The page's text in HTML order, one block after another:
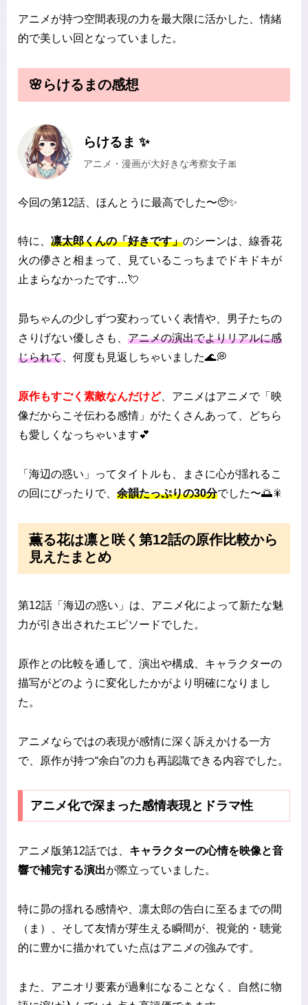
アニメが持つ空間表現の力を最大限に活かした、情緒
的で美しい回となっていました。
🌸らけるまの感想
らけるま ✨
アニメ・漫画が大好きな考察女子🎀
今回の第12話、ほんとうに最高でした〜🥺✨
特に、 凛太郎くんの「好きです」のシーンは、線香花
火の儚さと相まって、見ているこっちまでドキドキが
止まらなかったです…💘
昴ちゃんの少しずつ変わっていく表情や、男子たちの
さりげない優しさも、 アニメの演出でよりリアルに感
じられて 、何度も見返しちゃいました🌊💭
原作もすごく素敵なんだけど、アニメはアニメで「映
像だからこそ伝わる感情」がたくさんあって、どちら
も愛しくなっちゃいます💕
「海辺の惑い」ってタイトルも、まさに心が揺れるこ
の回にぴったりで、 余韻たっぷりの30分でした〜🌅🎇
薫る花は凛と咲く第12話の原作比較から
見えたまとめ
第12話「海辺の惑い」は、アニメ化によって新たな魅
力が引き出されたエピソードでした。
原作との比較を通して、演出や構成、キャラクターの
描写がどのように変化したかがより明確になりまし
た。
アニメならではの表現が感情に深く訴えかける一方
で、原作が持つ“余白”の力も再認識できる内容でした。
アニメ化で深まった感情表現とドラマ性
アニメ版第12話では、 キャラクターの心情を映像と音
響で補完する演出が際立っていました。
特に昴の揺れる感情や、凛太郎の告白に至るまでの間
（ま）、そして友情が芽生える瞬間が、視覚的・聴覚
的に豊かに描かれていた点はアニメの強みです。
また、アニオリ要素が過剰になることなく、自然に物